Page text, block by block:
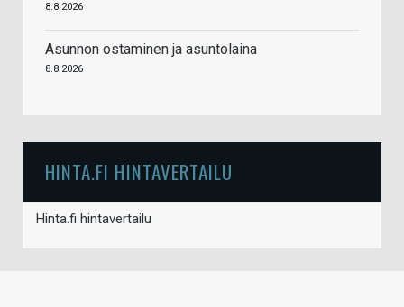
8.8.2026
Asunnon ostaminen ja asuntolaina
8.8.2026
HINTA.FI HINTAVERTAILU
Hinta.fi hintavertailu